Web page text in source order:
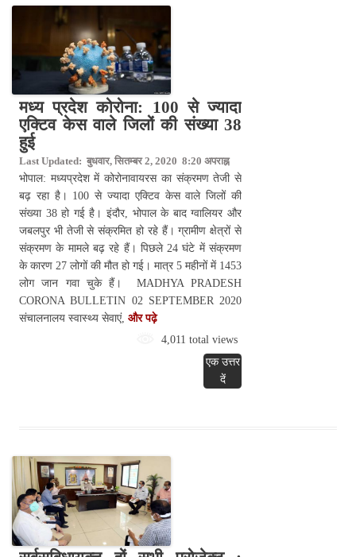
मध्य प्रदेश कोरोना: 100 से ज्यादा
एक्टिव केस वाले जिलों की संख्या 38
हुई
Last Updated: बुधवार, सितम्बर 2, 2020 8:20 अपराह्न
भोपाल: मध्यप्रदेश में कोरोनावायरस का संक्रमण तेजी से
बढ़ रहा है। 100 से ज्यादा एक्टिव केस वाले जिलों की
संख्या 38 हो गई है। इंदौर, भोपाल के बाद ग्वालियर और
जबलपुर भी तेजी से संक्रमित हो रहे हैं। ग्रामीण क्षेत्रों से
संक्रमण के मामले बढ़ रहे हैं। पिछले 24 घंटे में संक्रमण
के कारण 27 लोगों की मौत हो गई। मात्र 5 महीनों में 1453
लोग जान गवा चुके हैं। MADHYA PRADESH
CORONA BULLETIN 02 SEPTEMBER 2020
संचालनालय स्वास्थ्य सेवाएं, और पढ़े
4,011 total views
एक उत्तर
दें